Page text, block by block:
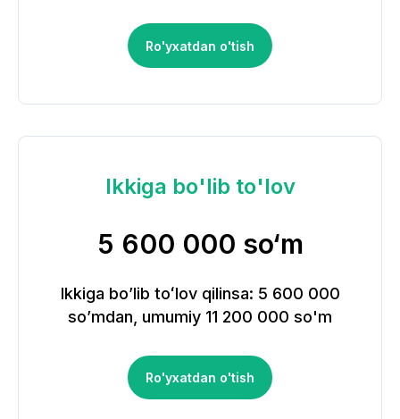
Ro'yxatdan o'tish
Ikkiga bo'lib to'lov
5 600 000 so‘m
Ikkiga bo’lib toʻlov qilinsa: 5 600 000
so’mdan, umumiy 11 200 000 so'm
Ro'yxatdan o'tish